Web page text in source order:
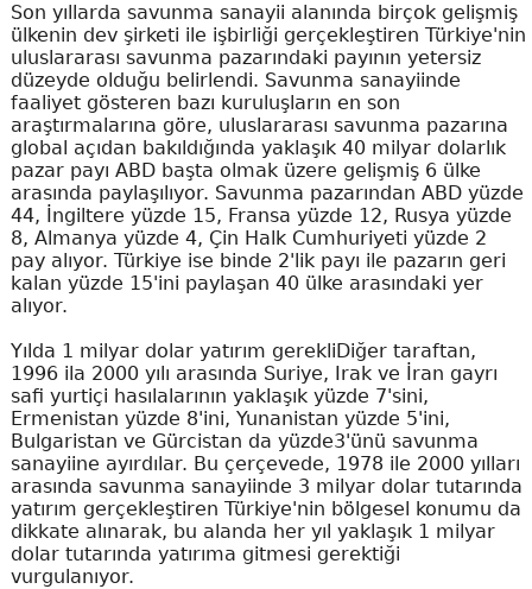
Son yıllarda savunma sanayii alanında birçok gelişmiş
ülkenin dev şirketi ile işbirliği gerçekleştiren Türkiye'nin
uluslararası savunma pazarındaki payının yetersiz
düzeyde olduğu belirlendi. Savunma sanayiinde
faaliyet gösteren bazı kuruluşların en son
araştırmalarına göre, uluslararası savunma pazarına
global açıdan bakıldığında yaklaşık 40 milyar dolarlık
pazar payı ABD başta olmak üzere gelişmiş 6 ülke
arasında paylaşılıyor. Savunma pazarından ABD yüzde
44, İngiltere yüzde 15, Fransa yüzde 12, Rusya yüzde
8, Almanya yüzde 4, Çin Halk Cumhuriyeti yüzde 2
pay alıyor. Türkiye ise binde 2'lik payı ile pazarın geri
kalan yüzde 15'ini paylaşan 40 ülke arasındaki yer
alıyor.
Yılda 1 milyar dolar yatırım gerekliDiğer taraftan,
1996 ila 2000 yılı arasında Suriye, Irak ve İran gayrı
safi yurtiçi hasılalarının yaklaşık yüzde 7'sini,
Ermenistan yüzde 8'ini, Yunanistan yüzde 5'ini,
Bulgaristan ve Gürcistan da yüzde3'ünü savunma
sanayiine ayırdılar. Bu çerçevede, 1978 ile 2000 yılları
arasında savunma sanayiinde 3 milyar dolar tutarında
yatırım gerçekleştiren Türkiye'nin bölgesel konumu da
dikkate alınarak, bu alanda her yıl yaklaşık 1 milyar
dolar tutarında yatırıma gitmesi gerektiği
vurgulanıyor.